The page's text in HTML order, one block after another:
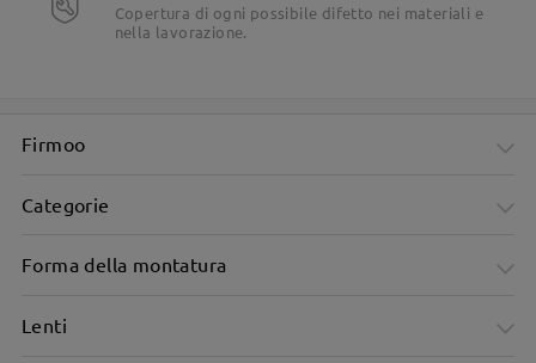
Copertura di ogni possibile difetto nei materiali e
nella lavorazione.
Firmoo
Categorie
Forma della montatura
Lenti